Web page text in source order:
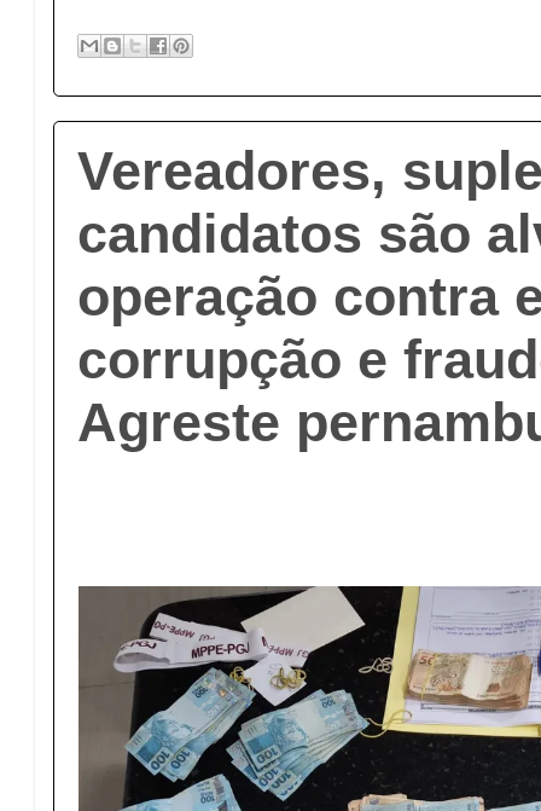
Vereadores,
candidatos são
operação contra
corrupção e
Agreste